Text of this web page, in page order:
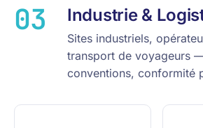
03 Industrie &
Sites industriels,
transport de voyageurs
conventions, conformité